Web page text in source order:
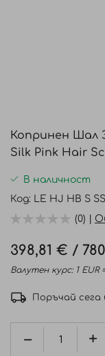
началото
на
галерия
със
Копринен Шал
Silk Pink Hair
В наличност
Код LE HJ HB S
(0) |
398,81 € /
Валутен курс: 1 EUR
Поръчай